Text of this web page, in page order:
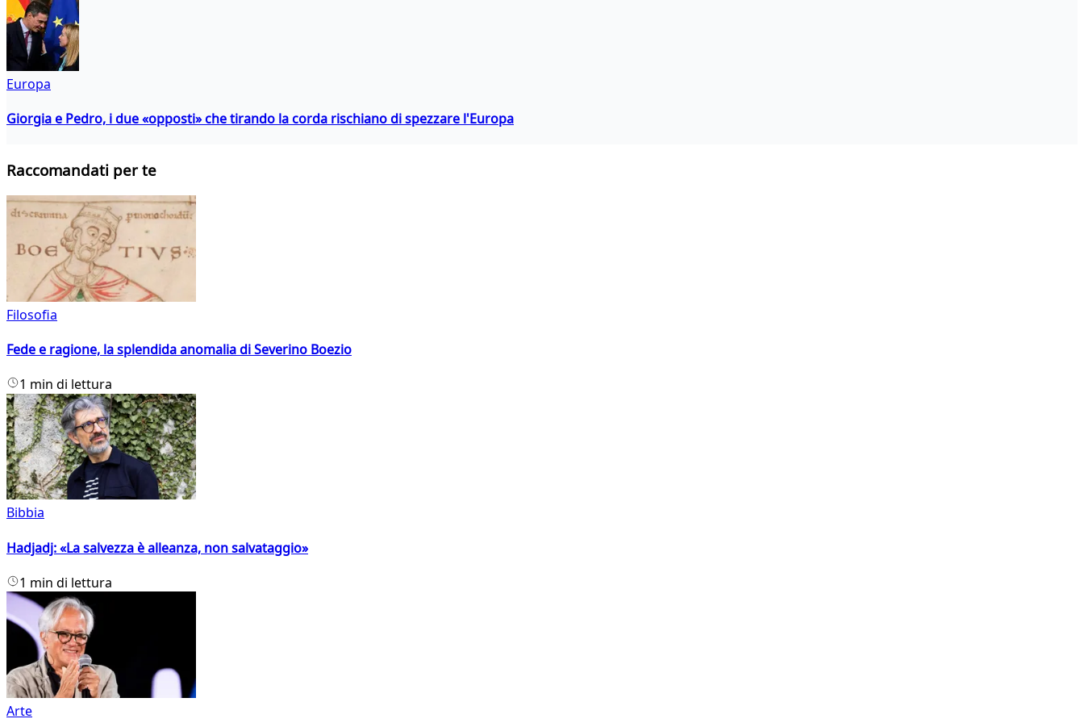
Europa
Giorgia e Pedro, i due «opposti» che tirando la corda rischiano di spezzare l'Europa
Raccomandati per te
Filosofia
Fede e ragione, la splendida anomalia di Severino Boezio
1 min di lettura
Bibbia
Hadjadj: «La salvezza è alleanza, non salvataggio»
1 min di lettura
Arte